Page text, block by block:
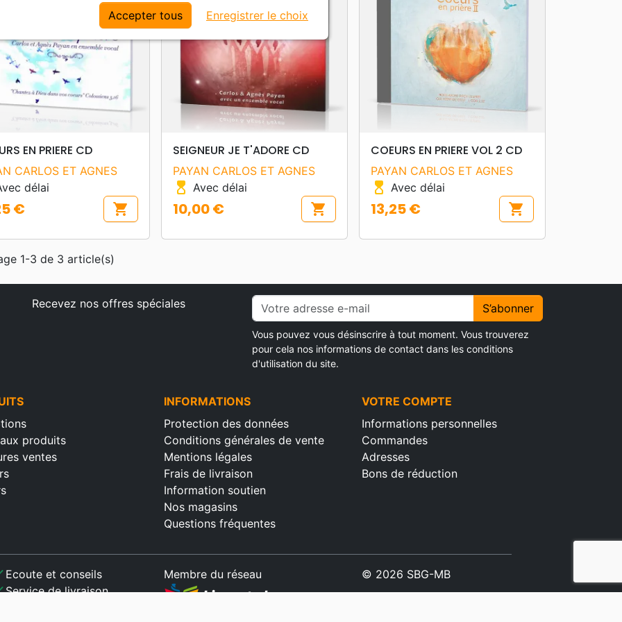
search APERÇU RAPIDE
EN PRIERE CD
CARLOS ET AGNES
délai
€ shopping_cart
searchAPERÇU RAPIDE
SEIGNEUR JE T'ADORE CD
PAYAN CARLOS ET AGNES
hourglass_top Avec délai
Prix
10,00 € shopping_cart
search APERÇU RAPIDE
COEURS EN PRIERE VOL 2 CD
PAYAN CARLOS ET AGNES
hourglass_top Avec délai
Prix
13,25 € shopping_cart
1-3 de 3 article(s)
Recevez nos offres spéciales S’abonner
Vous pouvez vous désinscrire à tout moment. Vous trouverez
pour cela nos informations de contact dans les conditions
d'utilisation du site.
produits
ventes
INFORMATIONS
Protection des données
Conditions générales de vente
Mentions légales
Frais de livraison
Information soutien
Nos magasins
Questions fréquentes
VOTRE COMPTE
Informations personnelles
Commandes
Adresses
Bons de réduction
Ecoute et conseils
Service de livraison
Membre du réseau © 2026 SBG-MB
Accepter tous Enregistrer le choix